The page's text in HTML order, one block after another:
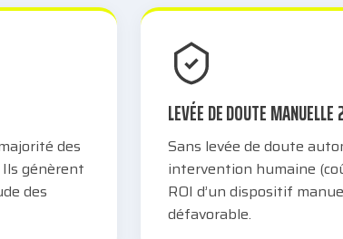
des
génèrent
des
LEVÉE DE DOUTE
Sans levée de doute
intervention humaine
ROI d’un dispositif
défavorable.